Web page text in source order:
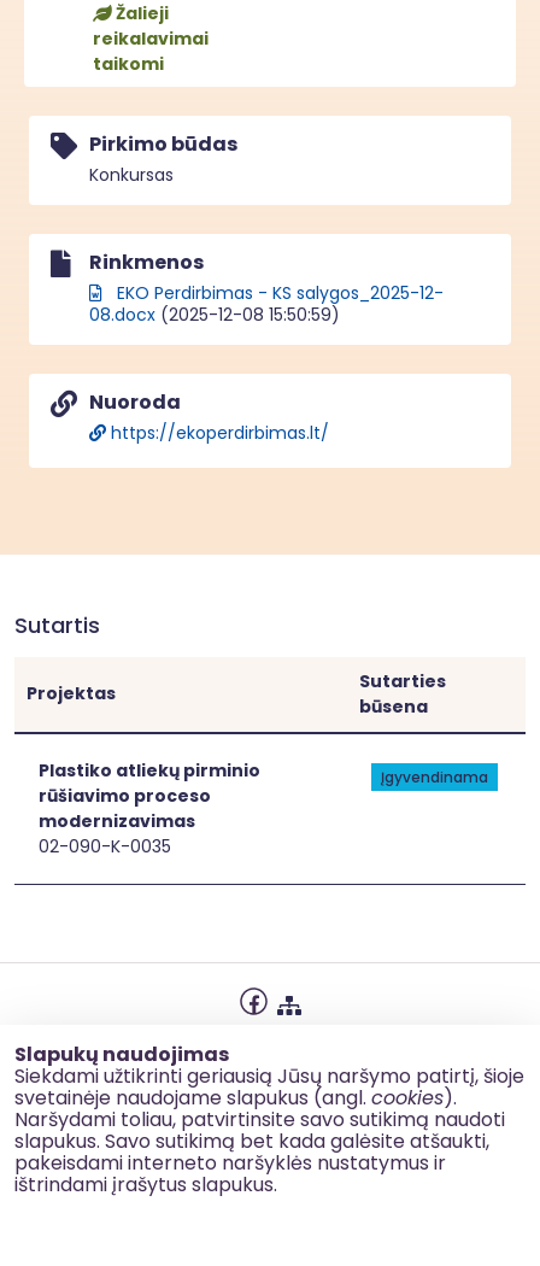
Slapukų naudojimas
Siekdami užtikrinti geriausią Jūsų naršymo patirtį, šioje
svetainėje naudojame slapukus (angl. cookies).
Naršydami toliau, patvirtinsite savo sutikimą naudoti
slapukus. Savo sutikimą bet kada galėsite atšaukti,
pakeisdami interneto naršyklės nustatymus ir
ištrindami įrašytus slapukus.
Žalieji
reikalavimai
taikomi
Pirkimo būdas
Konkursas
Rinkmenos
EKO Perdirbimas - KS salygos_2025-12-
08.docx (2025-12-08 15:50:59)
Nuoroda
https://ekoperdirbimas.lt/
Sutartis
Projektas
Sutarties
būsena
[[link]]
Plastiko atliekų pirminio
rūšiavimo proceso
modernizavimas
02-090-K-0035
[[link]]
Įgyvendinama
Slapukų naudojimas
Korupcijos prevencija
Kontaktai